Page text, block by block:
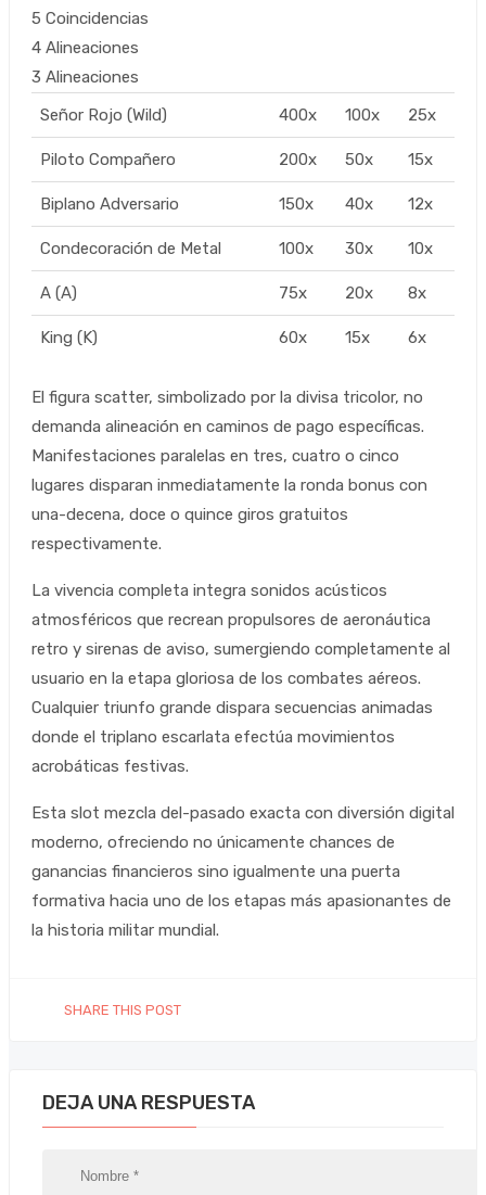
5 Coincidencias
4 Alineaciones
3 Alineaciones
Señor Rojo (Wild)
400x 100x 25x
Piloto Compañero 200x 50x 15x
Biplano Adversario 150x 40x 12x
Condecoración de Metal 100x 30x 10x
A (A) 75x 20x 8x
King (K) 60x 15x 6x
El figura scatter, simbolizado por la divisa tricolor, no
demanda alineación en caminos de pago específicas.
Manifestaciones paralelas en tres, cuatro o cinco
lugares disparan inmediatamente la ronda bonus con
una-decena, doce o quince giros gratuitos
respectivamente.
La vivencia completa integra sonidos acústicos
atmosféricos que recrean propulsores de aeronáutica
retro y sirenas de aviso, sumergiendo completamente al
usuario en la etapa gloriosa de los combates aéreos.
Cualquier triunfo grande dispara secuencias animadas
donde el triplano escarlata efectúa movimientos
acrobáticas festivas.
Esta slot mezcla del-pasado exacta con diversión digital
moderno, ofreciendo no únicamente chances de
ganancias financieros sino igualmente una puerta
formativa hacia uno de los etapas más apasionantes de
la historia militar mundial.
SHARE THIS POST
DEJA UNA RESPUESTA